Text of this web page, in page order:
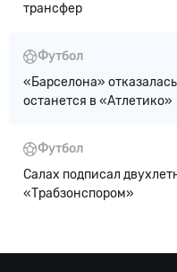
трансфер
Футбол
«Барселона»
останется в «Атлетико»
Футбол
Салах подписал
«Трабзонспором»